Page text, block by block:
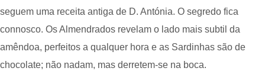
seguem uma receita antiga de D. Antónia. O segredo fica
connosco. Os Almendrados revelam o lado mais subtil da
amêndoa, perfeitos a qualquer hora e as Sardinhas são de
chocolate; não nadam, mas derretem-se na boca.